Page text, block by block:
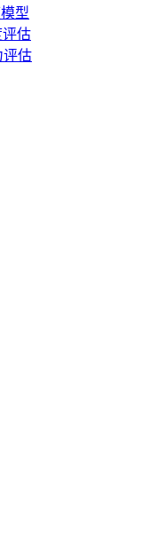
型
估
评估